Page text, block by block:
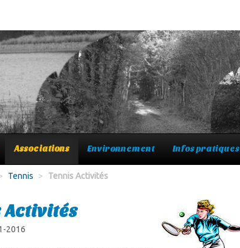
Associations Environnement Infos pratiques
Tennis > Tennis Activités
Activités
2016